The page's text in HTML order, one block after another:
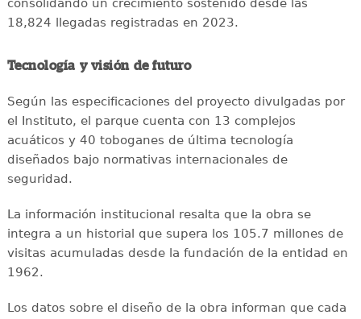
18,824 llegadas registradas en 2023.
Tecnología y visión de futuro
Según las especificaciones del proyecto divulgadas por
el Instituto, el parque cuenta con 13 complejos
acuáticos y 40 toboganes de última tecnología
diseñados bajo normativas internacionales de
seguridad.
La información institucional resalta que la obra se
integra a un historial que supera los 105.7 millones de
visitas acumuladas desde la fundación de la entidad en
1962.
Los datos sobre el diseño de la obra informan que cada